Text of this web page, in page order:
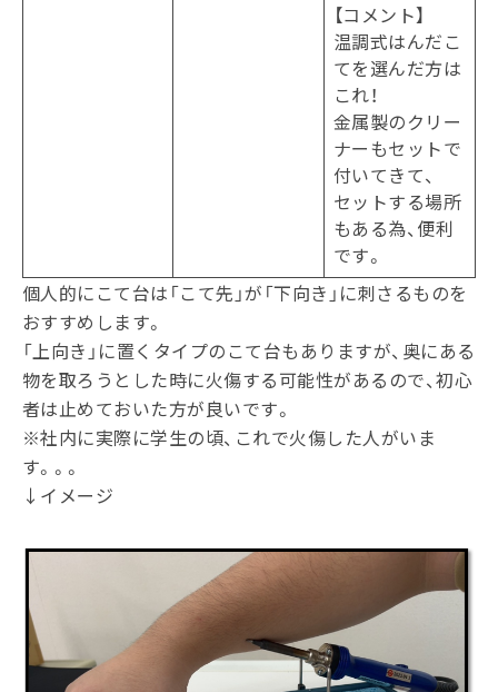
【コメント】
温調式はんだこ
てを選んだ方は
これ！
金属製のクリー
ナーもセットで
付いてきて、
セットする場所
もある為、便利
です。
個人的にこて台は「こて先」が「下向き」に刺さるものを
おすすめします。
「上向き」に置くタイプのこて台もありますが、奥にある
物を取ろうとした時に火傷する可能性があるので、初心
者は止めておいた方が良いです。
※社内に実際に学生の頃、これで火傷した人がいま
す。。。
↓イメージ